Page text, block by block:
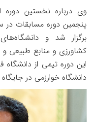
وی درباره نخستین دوره
پنجمین دوره مسابقات در
برگزار شد و
کشاورزی و منابع طبیعی
این دوره تیمی از
دانشگاه خوارزمی در